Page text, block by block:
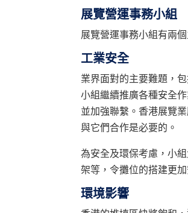
展覽營運事務小組
展覽營運事務小組有兩
工業安全
業界面對的主要難題，
小組繼續推廣各種安全
並加強聯繫。香港展覽
與它們合作是必要的。
為安全及環保考慮，小
架等，令攤位的搭建更加
環境影響